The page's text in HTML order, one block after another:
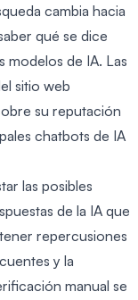
cambia hacia
qué se dice
modelos de IA. Las
sitio web
su reputación
chatbots de IA
las posibles
de la IA que
repercusiones
y la
manual se